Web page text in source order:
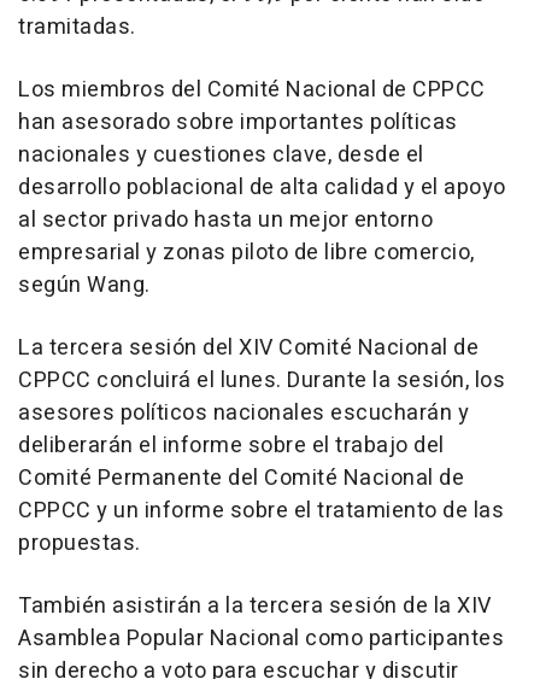
tramitadas.
Los miembros del Comité Nacional de CPPCC
han asesorado sobre importantes políticas
nacionales y cuestiones clave, desde el
desarrollo poblacional de alta calidad y el apoyo
al sector privado hasta un mejor entorno
empresarial y zonas piloto de libre comercio,
según Wang.
La tercera sesión del XIV Comité Nacional de
CPPCC concluirá el lunes. Durante la sesión, los
asesores políticos nacionales escucharán y
deliberarán el informe sobre el trabajo del
Comité Permanente del Comité Nacional de
CPPCC y un informe sobre el tratamiento de las
propuestas.
También asistirán a la tercera sesión de la XIV
Asamblea Popular Nacional como participantes
sin derecho a voto para escuchar y discutir